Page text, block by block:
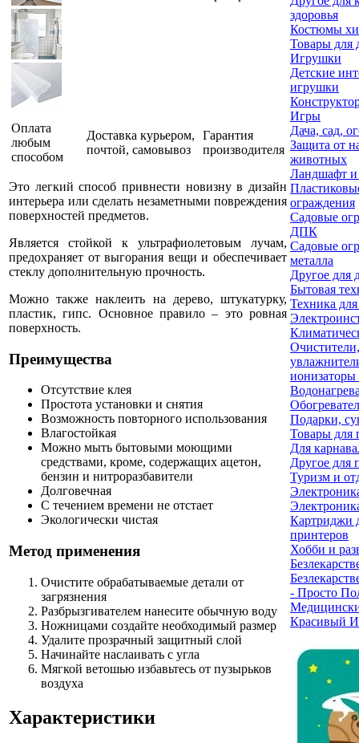
Оплата
любым
способом
Доставка курьером,
почтой, самовывоз
Гарантия
производителя
Это легкий способ привнести новизну в дизайн
интерьера или сделать незаметными повреждения
поверхностей предметов.
Является стойкой к ультрафиолетовым лучам,
предохраняет от выгорания вещи и обеспечивает
стеклу дополнительную прочность.
Можно также наклеить на дерево, штукатурку,
пластик, гипс. Основное правило – это ровная
поверхность.
Преимущества
Отсутствие клея
Простота установки и снятия
Возможность повторного использования
Влагостойкая
Можно мыть бытовыми моющими
средствами, кроме, содержащих ацетон,
бензин и нитроразбавители
Долговечная
С течением времени не отстает
Экологически чистая
Метод применения
Очистите обрабатываемые детали от
загрязнения
Разбрызгивателем нанесите обычную воду
Ножницами создайте необходимый размер
Удалите прозрачный защитный слой
Начинайте наслаивать с угла
Мягкой ветошью избавьтесь от пузырьков
воздуха
Характеристики
здоровья
Костюмы
Товары для
Игрушки
Детские
игрушки
Игры
Дача, сад,
Защита от
животных
Ландшафт и
ограждения
Садовые
ДПК
Садовые
металла
Другое для
Бытовая
Техника
Очистители,
ионизаторы
Подарки,
Товары для
Для
Другое для
Туризм и
Картриджи
принтеров
Хобби и
- Просто
Красивый